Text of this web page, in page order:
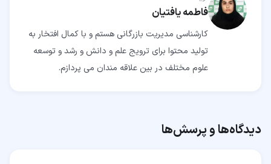
فاطمه یافتیان
کارشناسی مدیریت بازرگانی هستم و با کمال افتخار به
تولید محتوا برای ترویج علم و دانش و رشد و توسعه
علوم مختلف در بین علاقه مندان می پردازم.
دیدگاه‌ها و پرسش‌ها